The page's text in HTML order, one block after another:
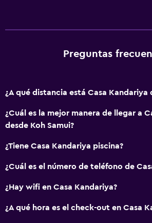
Preguntas
¿A qué distancia está Casa Kandariya
¿Cuál es la mejor manera de llegar a
desde Koh Samui?
¿Tiene Casa Kandariya piscina?
¿Cuál es el número de teléfono de
¿Hay wifi en Casa Kandariya?
¿A qué hora es el check-out en Casa